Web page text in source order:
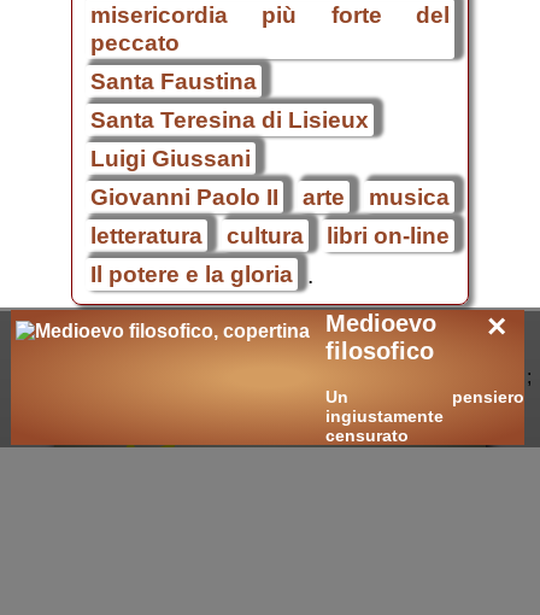
misericordia più forte del
peccato
Santa Faustina
Santa Teresina di Lisieux
Luigi Giussani
Giovanni Paolo II
arte
musica
letteratura
cultura
libri on-line
Il potere e la gloria
×
Medioevo
filosofico
Un pensiero
ingiustamente
censurato
;